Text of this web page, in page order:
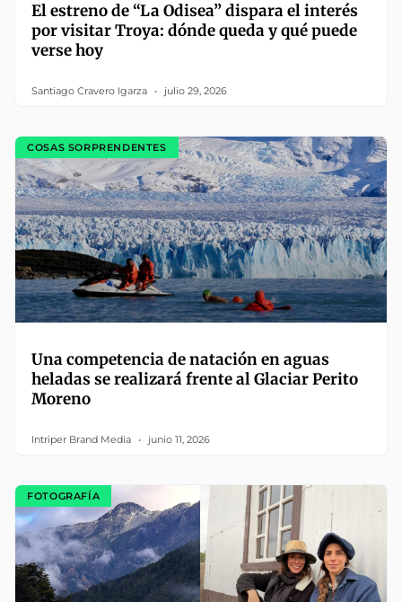
El estreno de “La Odisea” dispara el interés
por visitar Troya: dónde queda y qué puede
verse hoy
Santiago Cravero Igarza julio 29, 2026
COSAS SORPRENDENTES
Una competencia de natación en aguas
heladas se realizará frente al Glaciar Perito
Moreno
Intriper Brand Media junio 11, 2026
FOTOGRAFÍA